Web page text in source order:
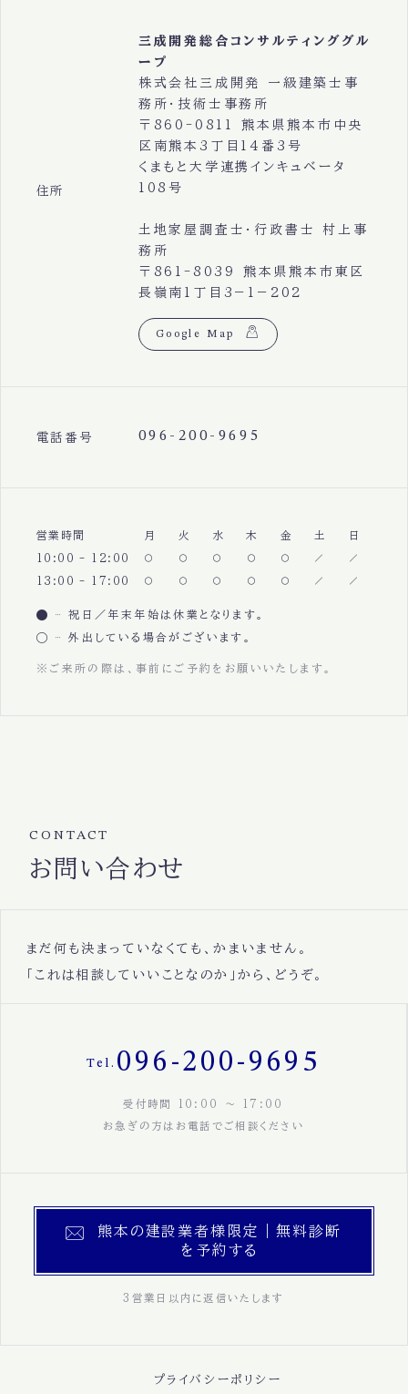
住所
三成開発総合コンサルティンググル
ープ
株式会社三成開発 一級建築士事
務所・技術士事務所
〒860-0811 熊本県熊本市中央
区南熊本3丁目14番3号
くまもと大学連携インキュベータ
108号
土地家屋調査士・行政書士 村上事
務所
〒861-8039 熊本県熊本市東区
長嶺南1丁目3−1−202
Google Map
電話番号 096-200-9695
営業時間 月 火 水 木 金 土 日
10:00 - 12:00
13:00 - 17:00
祝日／年末年始は休業となります。
外出している場合がございます。
※ご来所の際は、事前にご予約をお願いいたします。
CONTACT
お問い合わせ
まだ何も決まっていなくても、かまいません。
「これは相談していいことなのか」から、どうぞ。
Tel. 096-200-9695
受付時間 10:00 〜 17:00
お急ぎの方はお電話でご相談ください
熊本の建設業者様限定｜無料診断
を予約する
3営業日以内に返信いたします
プライバシーポリシー